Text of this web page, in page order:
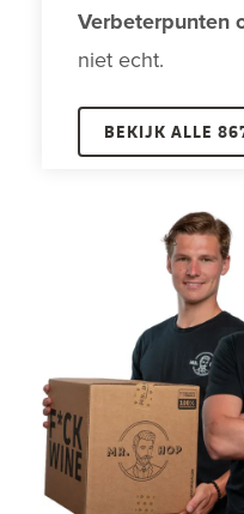
Verbeterpunten
niet echt.
BEKIJK ALLE